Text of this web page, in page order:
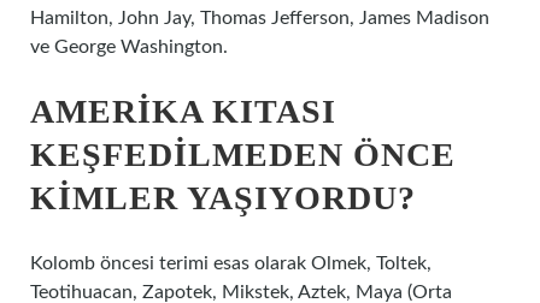
Hamilton, John Jay, Thomas Jefferson, James Madison
ve George Washington.
AMERIKA KITASI
KEŞFEDILMEDEN ÖNCE
KIMLER YAŞIYORDU?
Kolomb öncesi terimi esas olarak Olmek, Toltek,
Teotihuacan, Zapotek, Mikstek, Aztek, Maya (Orta